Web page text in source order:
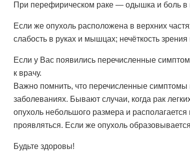
При перефирическом раке — одышка и боль в
Если же опухоль расположена в верхних
слабость в руках и мышцах; нечёткость
Если у Вас появились перечисленные
к врачу.
Важно помнить, что перечисленные симптомы
заболеваниях. Бывают случаи, когда рак
опухоль небольшого размера и
проявляться. Если же опухоль
Будьте здоровы!